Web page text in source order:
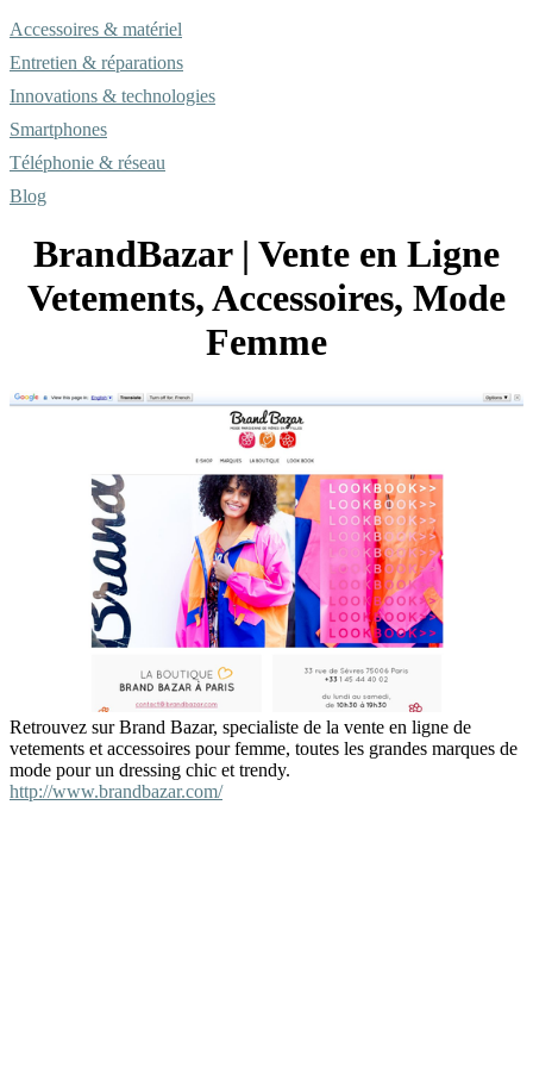
Accessoires & matériel
Entretien & réparations
Innovations & technologies
Smartphones
Téléphonie & réseau
Blog
BrandBazar | Vente en Ligne
Vetements, Accessoires, Mode
Femme
Retrouvez sur Brand Bazar, specialiste de la vente en ligne de
vetements et accessoires pour femme, toutes les grandes marques de
mode pour un dressing chic et trendy.
http://www.brandbazar.com/